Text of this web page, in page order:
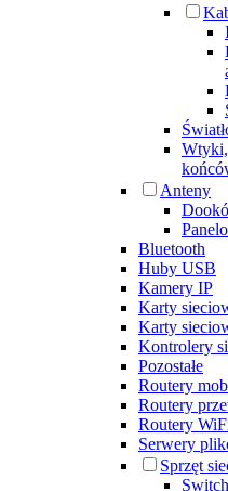
Anteny
Bluetooth
Huby USB
Kamery IP
Karty
Karty
Kontrolery
Pozostałe
Routery
Routery
Routery
Serwery
Sprzęt